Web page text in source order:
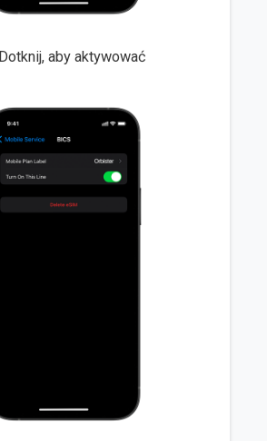
Dotknij, aby aktywować